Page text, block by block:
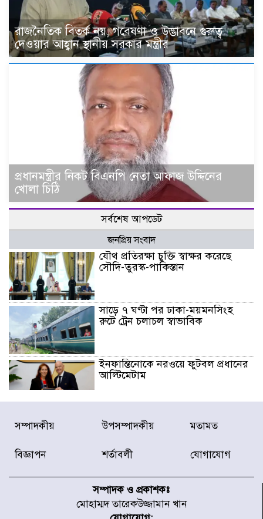
রাজনৈতিক বিতর্ক নয়, গবেষণা ও উদ্ভাবনে গুরুত্ব
দেওয়ার আহ্বান স্থানীয় সরকার মন্ত্রীর
প্রধানমন্ত্রীর নিকট বিএনপি নেতা আফাজ উদ্দিনের
খোলা চিঠি
সর্বশেষ আপডেট
জনপ্রিয় সংবাদ
যৌথ প্রতিরক্ষা চুক্তি স্বাক্ষর করেছে
সৌদি-তুরস্ক-পাকিস্তান
সাড়ে ৭ ঘণ্টা পর ঢাকা-ময়মনসিংহ
রুটে ট্রেন চলাচল স্বাভাবিক
ইনফান্তিনোকে নরওয়ে ফুটবল প্রধানের
আল্টিমেটাম
দেশে ভারি বৃষ্টির সতর্কবার্তা, ১০
জেলায় বন্যার পূর্বাভাস
স্থাপনের উদ্যোগ চান মিয়া ব্যাপারীর
সম্পাদকীয় উপসম্পাদকীয় মতামত
বিজ্ঞাপন শর্তাবলী যোগাযোগ
সম্পাদক ও প্রকাশকঃ
মোহাম্মদ তারেকউজ্জামান খান